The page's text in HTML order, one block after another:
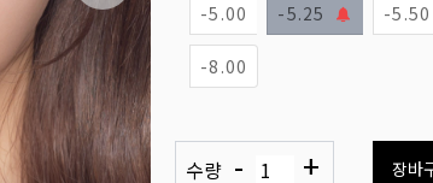
-5.00 -5.25 -5.50
-8.00
수량 - + 장바